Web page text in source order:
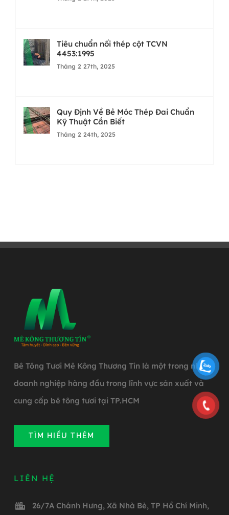
Tiêu chuẩn nối thép cột TCVN
4453:1995
Tháng 2 27th, 2025
Quy Định Về Bẻ Móc Thép Đai Chuẩn
Kỹ Thuật Cần Biết
Tháng 2 24th, 2025
Bê Tông Tươi Mê Kông Thương Tín là một trong những
doanh nghiệp hàng đầu trong lĩnh vực sản xuất và
cung cấp bê tông tươi tại TP.HCM
TÌM HIỂU THÊM
LIÊN HỆ
26/7A Chánh Hưng, Xã Nhà Bè, TP Hồ Chí Minh,